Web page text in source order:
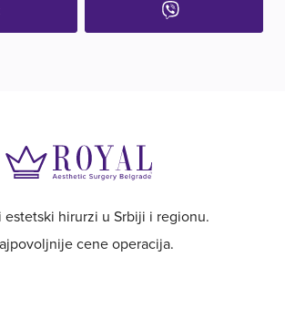
estetski hirurzi u Srbiji i regionu.
cene operacija.